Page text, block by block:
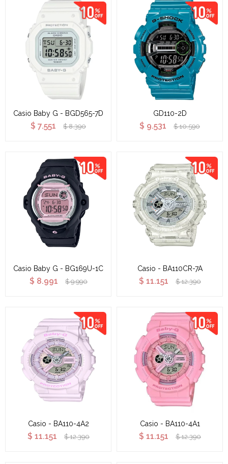
Casio Baby G - BGD565-7D
$ 7.551 $ 8.390
GD110-2D
$ 9.531 $ 10.590
Casio Baby G - BG169U-1C
$ 8.991 $ 9.990
Casio - BA110CR-7A
$ 11.151 $ 12.390
Casio - BA110-4A2
$ 11.151 $ 12.390
Casio - BA110-4A1
$ 11.151 $ 12.390